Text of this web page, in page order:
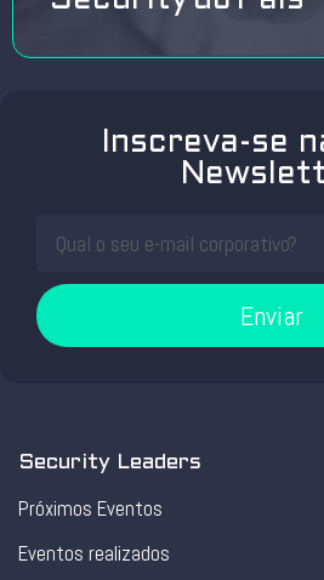
Inscreva-se
Enviar
Security Leaders
Próximos Eventos
Eventos realizados